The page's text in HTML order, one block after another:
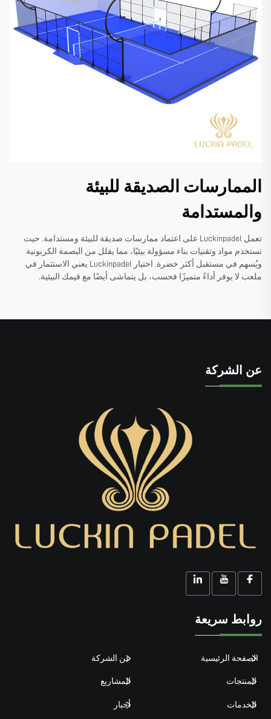
الممارسات الصديقة للبيئة
والمستدامة
تعمل Luckinpadel على اعتماد ممارسات صديقة للبيئة ومستدامة. حيث
تستخدم مواد وتقنيات بناء مسؤولة بيئيًا، مما يقلل من البصمة الكربونية
ويُسهم في مستقبل أكثر خضرة. اختيار Luckinpadel يعني الاستثمار في
ملعب لا يوفر أداءً متميزًا فحسب، بل يتماشى أيضًا مع قيمك البيئية.
عن الشركة
روابط سريعة
الصفحة الرئيسية عن الشركة
المنتجات المشاريع
الخدمات أخبار